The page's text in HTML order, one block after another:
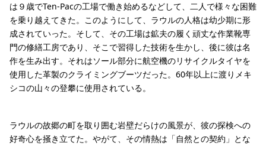
は９歳でTen-Pacの工場で働き始めるなどして、二人で様々な困難
を乗り越えてきた。このようにして、ラウルの人格は幼少期に形
成されていった。そして、その工場は鉱夫の履く頑丈な作業靴専
門の修繕工房であり、そこで習得した技術を生かし、後に彼は名
作を生み出す。それはソール部分に航空機のリサイクルタイヤを
使用した革製のクライミングブーツだった。60年以上に渡りメキ
シコの山々の登攀に使用されている。
ラウルの故郷の町を取り囲む岩壁だらけの風景が、彼の探検への
好奇心を掻き立てた。やがて、その情熱は「自然との契約」とな